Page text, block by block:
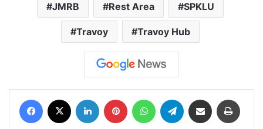
JMRB Rest Area SPKLU
Travoy Travoy Hub
Facebook LinkedIn Pinterest WhatsAppTelegram Share via Email